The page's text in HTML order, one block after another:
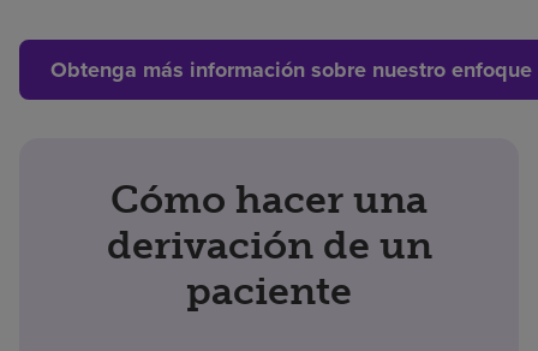
Obtenga más información sobre nuestro
Cómo hacer una
derivación de un
paciente